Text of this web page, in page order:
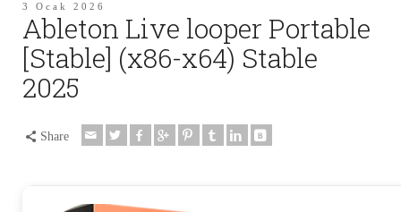
3 Ocak 2026
Ableton Live looper Portable
[Stable] (x86-x64) Stable
2025
Share